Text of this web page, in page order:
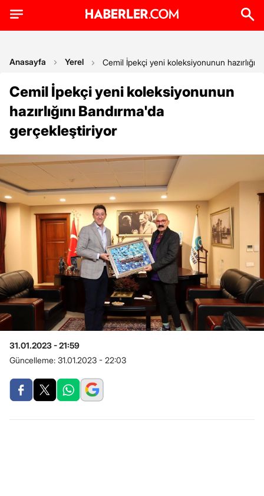
Anasayfa Yerel Cemil İpekçi yeni koleksiyonunun
Cemil İpekçi yeni koleksiyonunun
hazırlığını Bandırma'da
gerçekleştiriyor
31.01.2023 - 21:59
Güncelleme: 31.01.2023 - 22:03